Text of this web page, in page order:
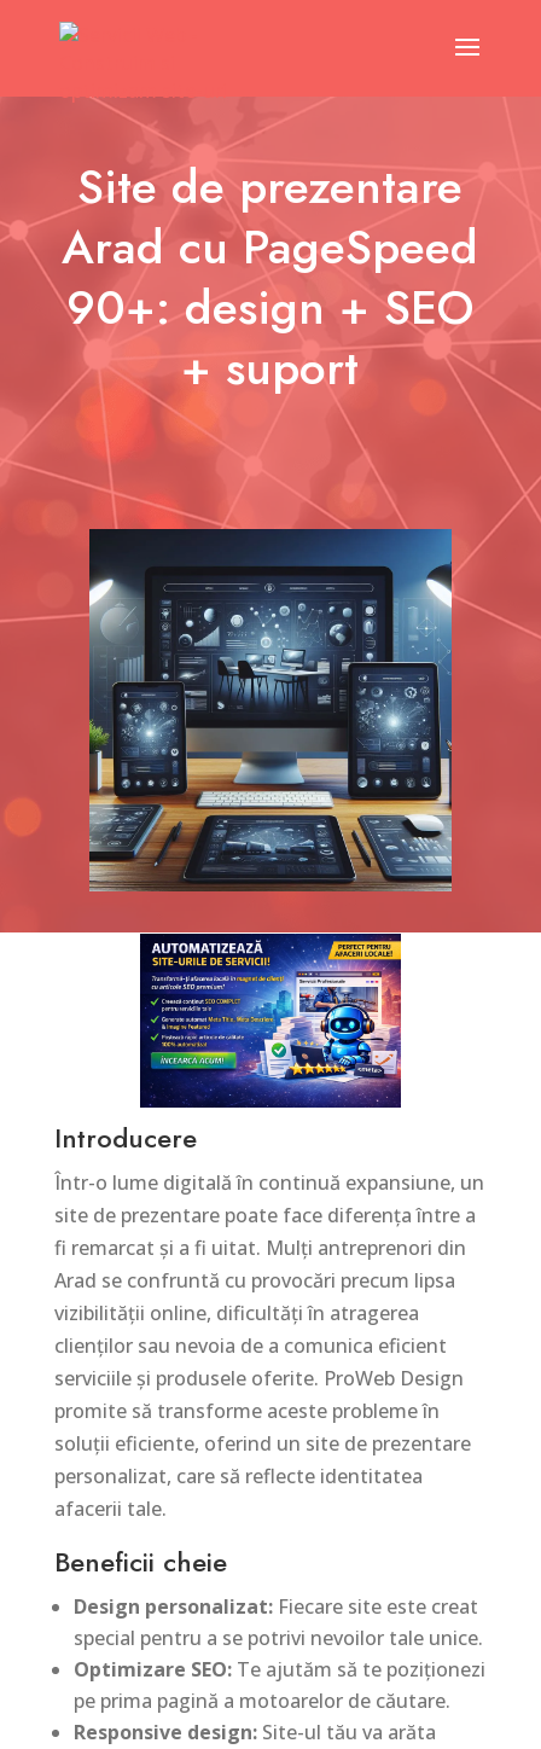
Site de prezentare
Arad cu PageSpeed
90+: design + SEO
+ suport
Introducere
Într-o lume digitală în continuă expansiune, un
site de prezentare poate face diferența între a
fi remarcat și a fi uitat. Mulți antreprenori din
Arad se confruntă cu provocări precum lipsa
vizibilității online, dificultăți în atragerea
clienților sau nevoia de a comunica eficient
serviciile și produsele oferite. ProWeb Design
promite să transforme aceste probleme în
soluții eficiente, oferind un site de prezentare
personalizat, care să reflecte identitatea
afacerii tale.
Beneficii cheie
Design personalizat:Fiecare site este creat
special pentru a se potrivi nevoilor tale unice.
Optimizare SEO:Te ajutăm să te poziționezi
pe prima pagină a motoarelor de căutare.
Responsive design:Site-ul tău va arăta